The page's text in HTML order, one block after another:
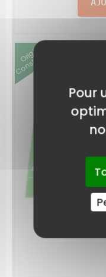
Origine
Constructeur
Pour